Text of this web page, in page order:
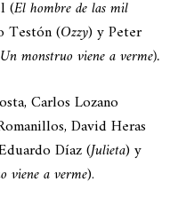
(El hombre de las mil
Testón (Ozzy) y Peter
Un monstruo viene a verme).
Carlos Lozano
David Heras
Díaz (Julieta) y
viene a verme).